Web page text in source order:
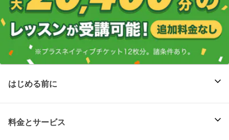
はじめる前に
料金とサービス